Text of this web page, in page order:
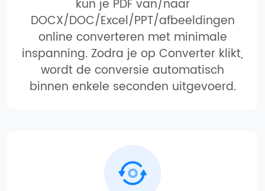
kun je PDF van/naar
DOCX/DOC/Excel/PPT/afbeeldingen
online converteren met minimale
inspanning. Zodra je op Converter klikt,
wordt de conversie automatisch
binnen enkele seconden uitgevoerd.